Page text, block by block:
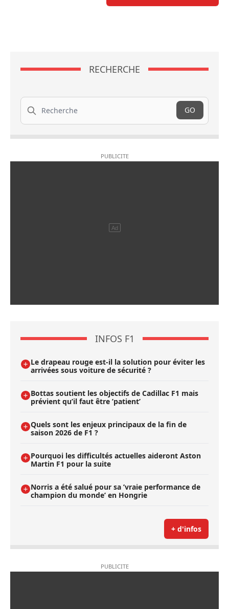
RECHERCHE
Recherche
GO
INFOS F1
Le drapeau rouge est-il la solution pour éviter les
arrivées sous voiture de sécurité ?
Bottas soutient les objectifs de Cadillac F1 mais
prévient qu’il faut être ’patient’
Quels sont les enjeux principaux de la fin de
saison 2026 de F1 ?
Pourquoi les difficultés actuelles aideront Aston
Martin F1 pour la suite
Norris a été salué pour sa ’vraie performance de
champion du monde’ en Hongrie
+ d'infos